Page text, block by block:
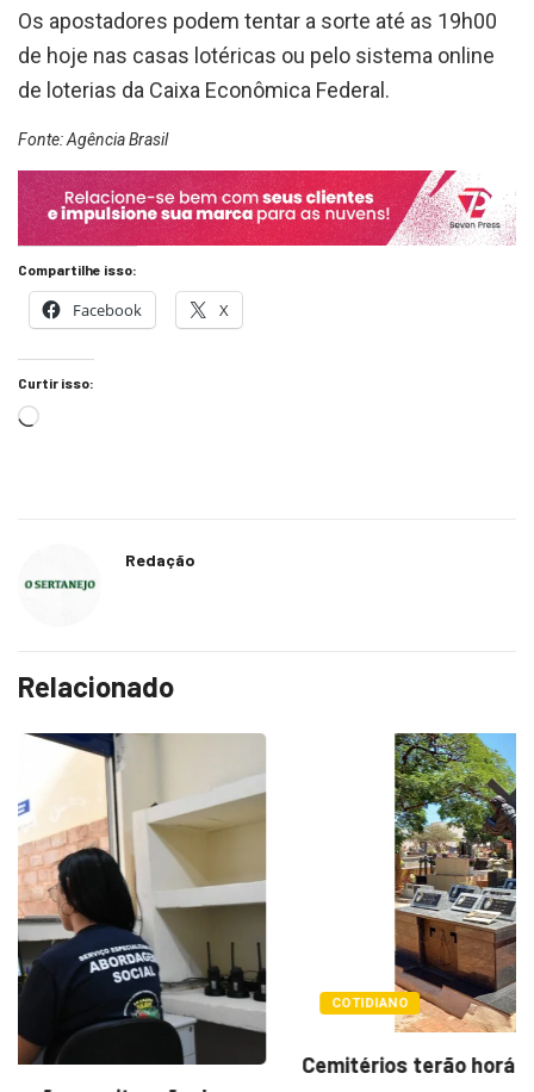
Os apostadores podem tentar a sorte até as 19h00
de hoje nas casas lotéricas ou pelo sistema online
de loterias da Caixa Econômica Federal.
Fonte: Agência Brasil
Compartilhe isso:
Facebook X
Curtir isso:
Redação
Relacionado
COTIDIANO
Cemitérios terão horário especial e missas no...